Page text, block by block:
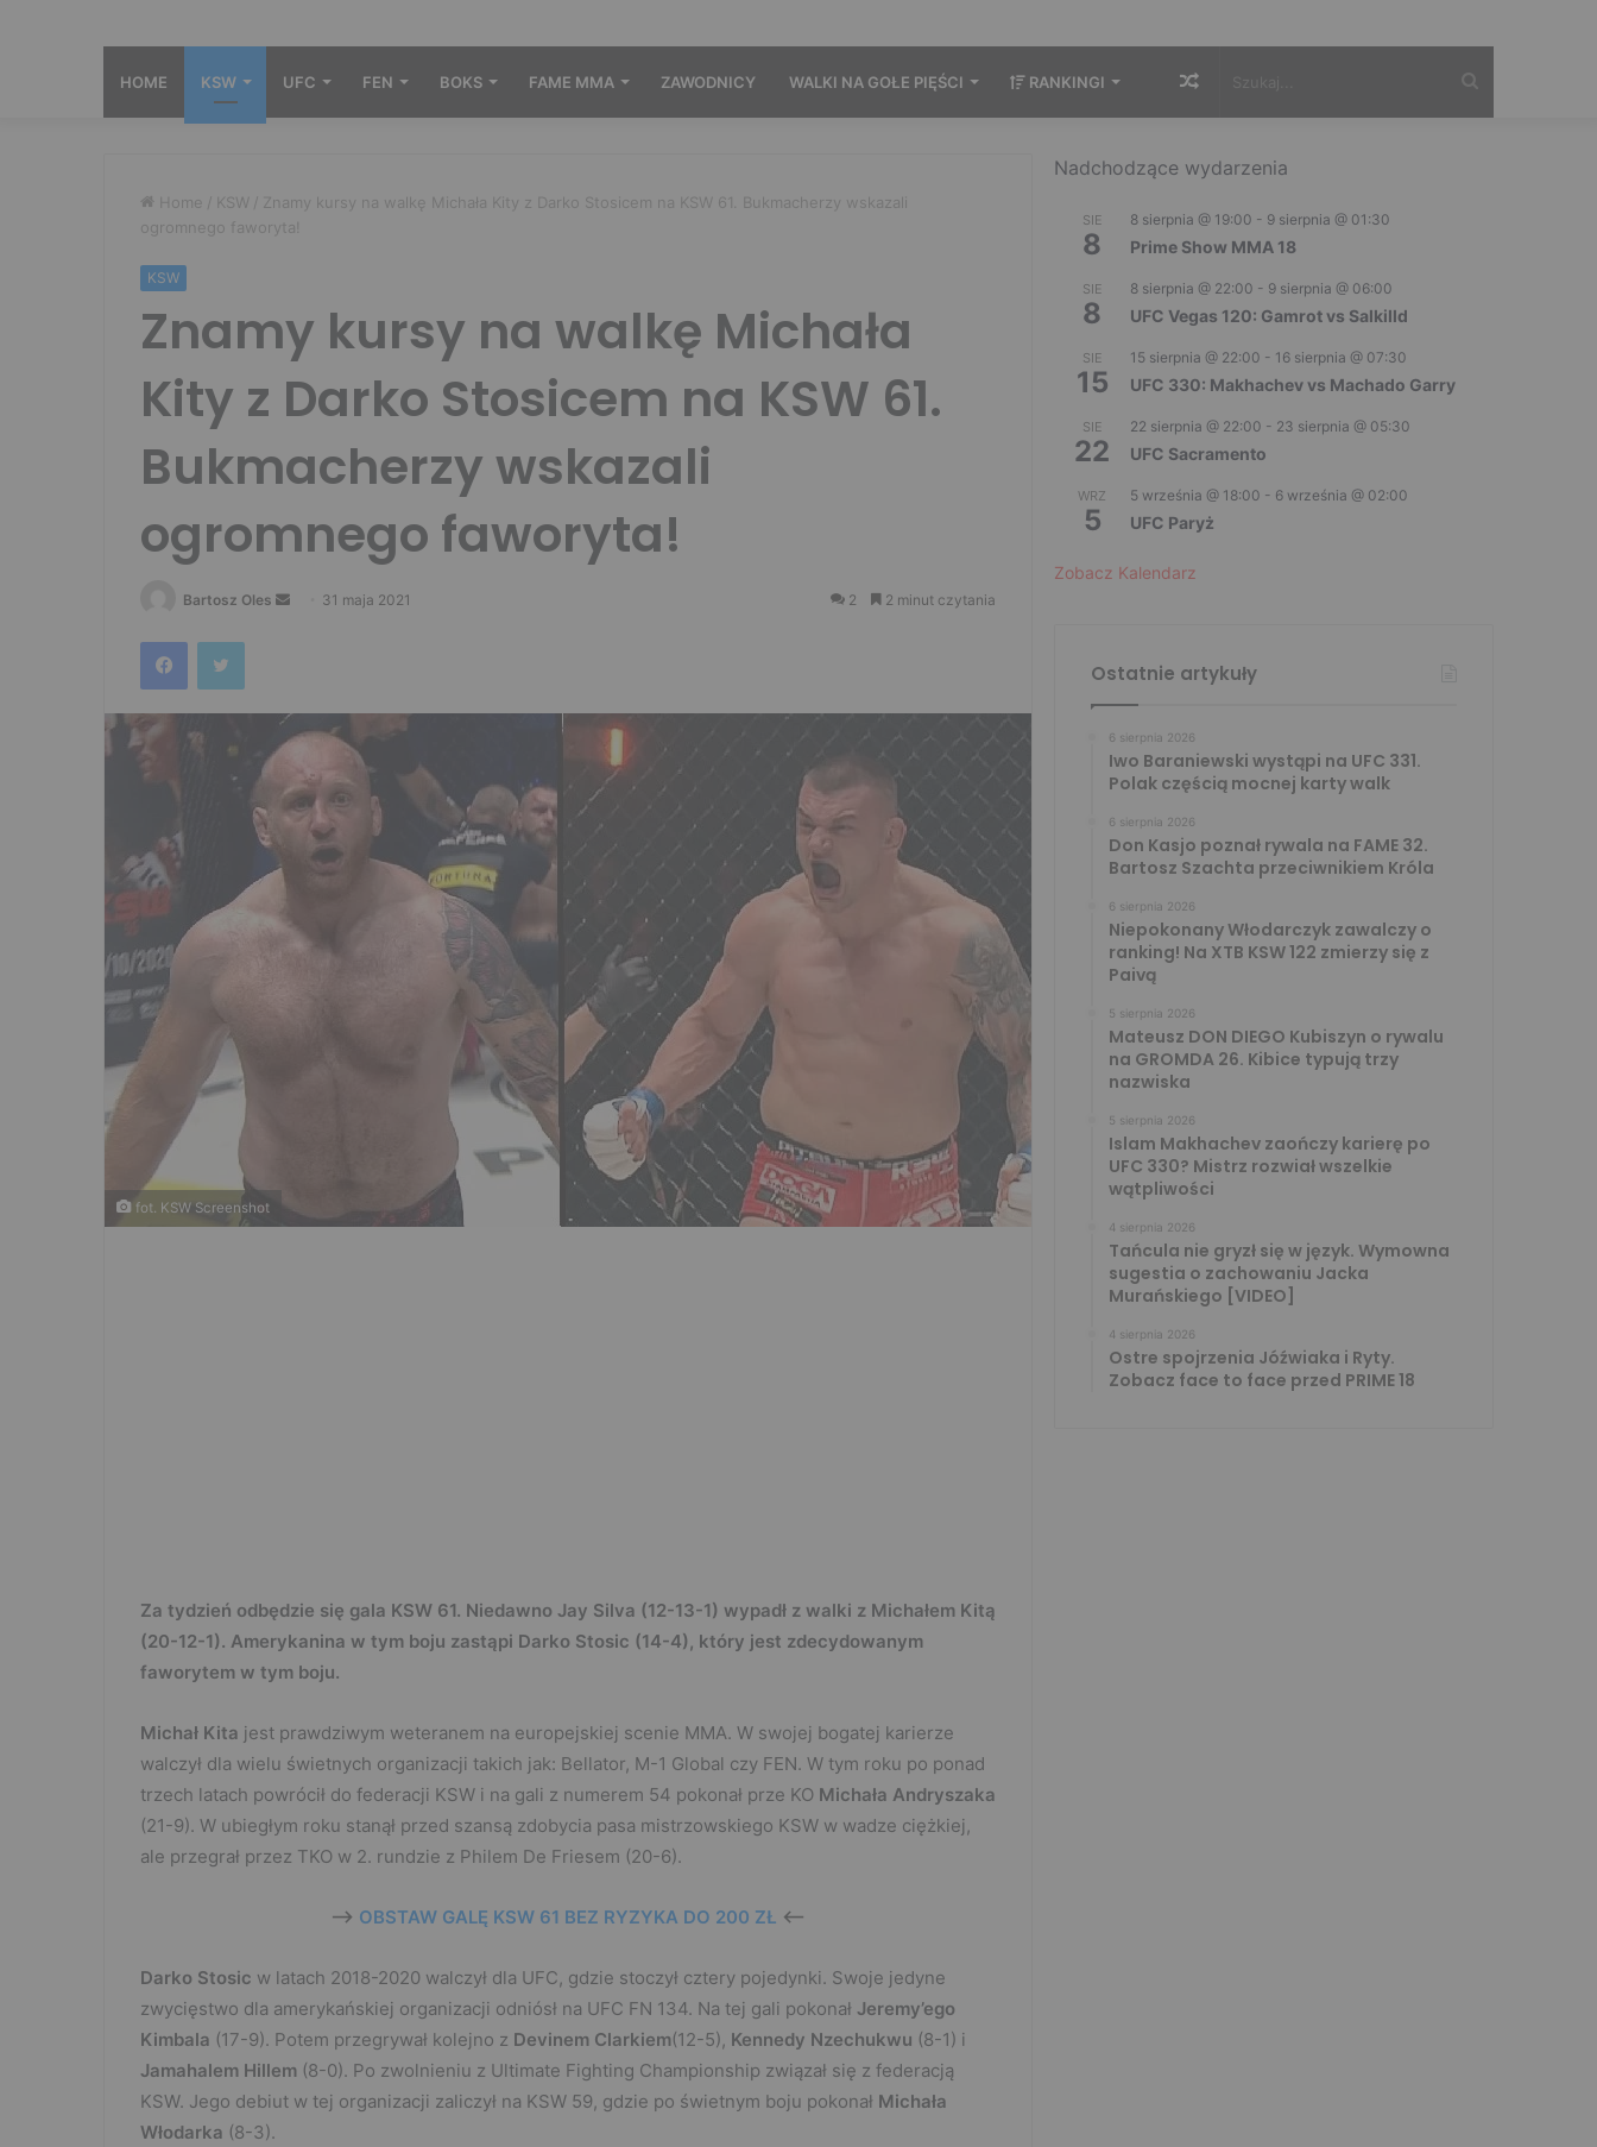
HOME KSW UFC FEN BOKS FAME MMA ZAWODNICY WALKI NA GOŁE PIĘŚCI RANKINGI Losowy
Home / KSW / Znamy kursy na walkę Michała Kity z Darko Stosicem na KSW 61. Bukmacherzy wskazali
ogromnego faworyta!
KSW
Znamy kursy na walkę Michała
Kity z Darko Stosicem na KSW 61.
Bukmacherzy wskazali
ogromnego faworyta!
Bartosz Oles
Send 31 maja 2021 2 2 minut czytania
FacebookTwitter
fot. KSW Screenshot
Za tydzień odbędzie się gala KSW 61. Niedawno Jay Silva (12-13-1) wypadł z walki z Michałem Kitą
(20-12-1). Amerykanina w tym boju zastąpi Darko Stosic (14-4), który jest zdecydowanym
faworytem w tym boju.
Michał Kita jest prawdziwym weteranem na europejskiej scenie MMA. W swojej bogatej karierze
walczył dla wielu świetnych organizacji takich jak: Bellator, M-1 Global czy FEN. W tym roku po ponad
trzech latach powrócił do federacji KSW i na gali z numerem 54 pokonał prze KO Michała Andryszaka
(21-9). W ubiegłym roku stanął przed szansą zdobycia pasa mistrzowskiego KSW w wadze ciężkiej,
ale przegrał przez TKO w 2. rundzie z Philem De Friesem (20-6).
—> OBSTAW GALĘ KSW 61 BEZ RYZYKA DO 200 ZŁ <—
Darko Stosic w latach 2018-2020 walczył dla UFC, gdzie stoczył cztery pojedynki. Swoje jedyne
zwycięstwo dla amerykańskiej organizacji odniósł na UFC FN 134. Na tej gali pokonał Jeremy’ego
Kimbala (17-9). Potem przegrywał kolejno z Devinem Clarkiem(12-5), Kennedy Nzechukwu (8-1) i
Jamahalem Hillem (8-0). Po zwolnieniu z Ultimate Fighting Championship związał się z federacją
KSW. Jego debiut w tej organizacji zaliczył na KSW 59, gdzie po świetnym boju pokonał Michała
Włodarka (8-3).
Nadchodzące wydarzenia
SIE
8
8 sierpnia @ 19:00 - 9 sierpnia @ 01:30
Prime Show MMA 18
SIE
8
8 sierpnia @ 22:00 - 9 sierpnia @ 06:00
UFC Vegas 120: Gamrot vs Salkilld
SIE
15
15 sierpnia @ 22:00 - 16 sierpnia @ 07:30
UFC 330: Makhachev vs Machado Garry
SIE
22
22 sierpnia @ 22:00 - 23 sierpnia @ 05:30
UFC Sacramento
WRZ
5
5 września @ 18:00 - 6 września @ 02:00
UFC Paryż
Zobacz Kalendarz
Ostatnie artykuły
6 sierpnia 2026
Iwo Baraniewski wystąpi na UFC 331.
Polak częścią mocnej karty walk
6 sierpnia 2026
Don Kasjo poznał rywala na FAME 32.
Bartosz Szachta przeciwnikiem Króla
6 sierpnia 2026
Niepokonany Włodarczyk zawalczy o
ranking! Na XTB KSW 122 zmierzy się z
Paivą
5 sierpnia 2026
Mateusz DON DIEGO Kubiszyn o rywalu
na GROMDA 26. Kibice typują trzy
nazwiska
5 sierpnia 2026
Islam Makhachev zaończy karierę po
UFC 330? Mistrz rozwiał wszelkie
wątpliwości
4 sierpnia 2026
Tańcula nie gryzł się w język. Wymowna
sugestia o zachowaniu Jacka
Murańskiego [VIDEO]
4 sierpnia 2026
Ostre spojrzenia Jóźwiaka i Ryty.
Zobacz face to face przed PRIME 18